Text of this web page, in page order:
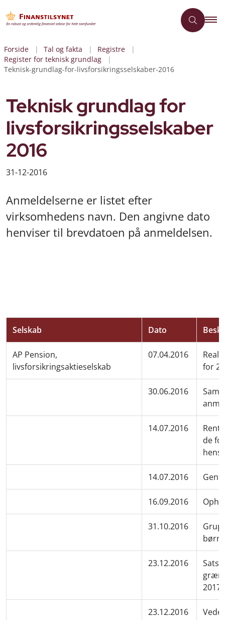
Forside Tal og fakta
Registre
Register for teknisk grundlag
Teknisk-grundlag-for-livsforsikringsselskaber-2016
Teknisk grundlag for
livsforsikringsselskaber
2016
31-12-2016
Anmeldelserne er listet efter
virksomhedens navn. Den angivne dato
henviser til brevdatoen på anmeldelsen.
Selskab Dato
AP Pension,
livsforsikringsaktieselskab
07.04.2016
for
30.06.2016
14.07.2016
de
14.07.2016
16.09.2016
31.10.2016
23.12.2016
2017
23.12.2016